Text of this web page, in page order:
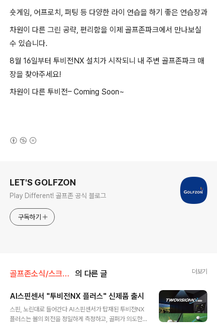
숏게임, 어프로치 , 퍼팅 등 다양한 라이 연습을 하기 좋은 연습장과
차원이 다른 그린 공략, 편리함을 이제 골프존파크에서 만나보실
수 있습니다.
8월 16일부터 투비전NX 설치가 시작되니 내 주변 골프존파크 매
장을 찾아주세요!
차원이 다른 투비전– Coming Soon~
LET'S GOLFZON
Play Different! 골프존 공식 블로그
구독하기
골프존소식/스크린골프존 의 다른 글 더보기
AI스핀센서 "투비전NX 플러스" 신제품 출시
스핀, 노린대로 들어간다 AI스핀센서가 탑재된 투비전NX
플러스는 볼의 회전을 정밀하게 측정하고, 골퍼가 의도한